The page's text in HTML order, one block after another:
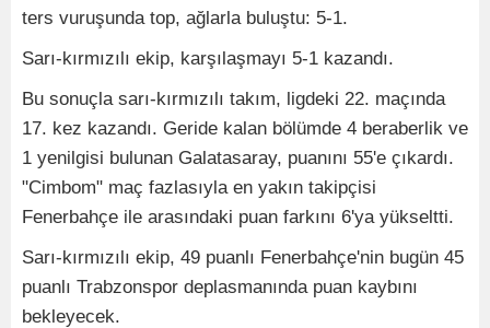
ters vuruşunda top, ağlarla buluştu: 5-1.
Sarı-kırmızılı ekip, karşılaşmayı 5-1 kazandı.
Bu sonuçla sarı-kırmızılı takım, ligdeki 22. maçında
17. kez kazandı. Geride kalan bölümde 4 beraberlik ve
1 yenilgisi bulunan Galatasaray, puanını 55'e çıkardı.
"Cimbom" maç fazlasıyla en yakın takipçisi
Fenerbahçe ile arasındaki puan farkını 6'ya yükseltti.
Sarı-kırmızılı ekip, 49 puanlı Fenerbahçe'nin bugün 45
puanlı Trabzonspor deplasmanında puan kaybını
bekleyecek.